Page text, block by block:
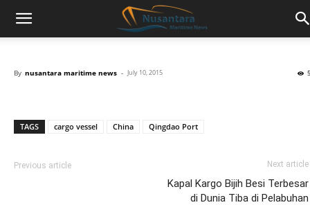
By nusantara maritime news - July 10, 2015
TAGS cargo vessel China Qingdao Port
Previous article Next article
Kapal Kargo Bijih Besi Terbesar
di Dunia Tiba di Pelabuhan